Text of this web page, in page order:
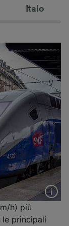
Italo
h) più
principali